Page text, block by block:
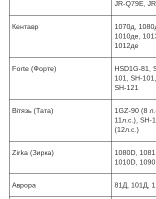
JR-Q79E,
Кентавр
1070д,
1010де,
1012де
Forte (Форте)
HSD1G-81,
101, SH-
SH-121
Вітязь (Тата)
1GZ-90 (8
11л.с.), SH-
(12л.с.)
Zirka (Зирка)
1080D,
1010D,
Аврора 81Д, 101Д,